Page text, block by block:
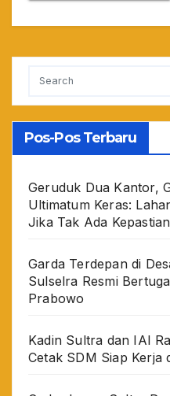
Pos-Pos Terbaru
Geruduk Dua Kantor,
Ultimatum Keras:
Jika Tak Ada
Garda Terdepan di
Sulselra Resmi
Prabowo
Kadin Sultra dan IAI
Cetak SDM Siap Kerja